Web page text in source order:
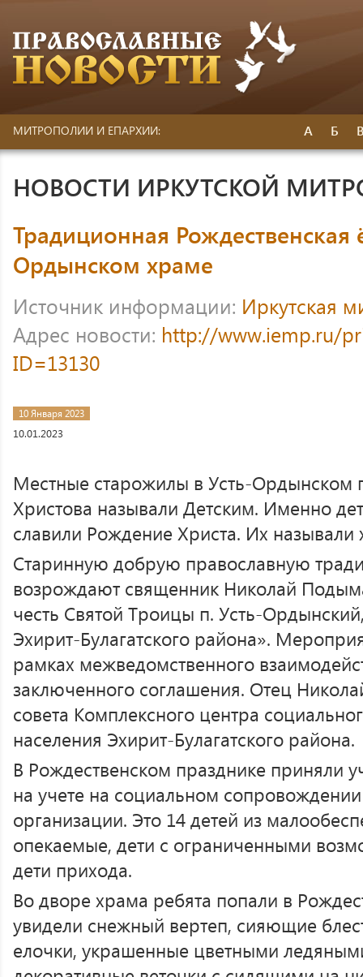
МИТРОПОЛИИ И ЕПАРХИИ: А Б
НОВОСТИ ИРКУТСКОЙ
Традиционная Рождественская
Ордынском храме
Источник информации: Иркутская
Адрес новости: http://www.iemp.ru/
ID=13130
10 Января 2023
10.01.2023
Местные старожилы в Усть-Ордынском
Христова называли Детским. Именно
славили Рождение Христа. Их называли
Старинную добрую православную
возрождают священник Николай
честь Святой Троицы п. Усть-
Эхирит-Булагатского района».
рамках межведомственного
заключенного соглашения. Отец
совета Комплексного центра
населения Эхирит-Булагатского района.
В Рождественском празднике приняли
на учете на социальном
организации. Это 14 детей из
опекаемые, дети с ограниченными
дети прихода.
Во дворе храма ребята попали в
увидели снежный вертеп, сияющие
елочки, украшенные цветными